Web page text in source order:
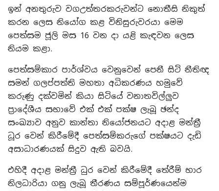
ඉන් අනතුරුව වගඋත්තරකරුවන්ට නොතීසි නිකුත්
කරන ලෙස නියෝග කළ විනිසුරුවරයා මෙම
පෙත්සම ජූලි මස 16 වන දා යළි කැඳවන ලෙස
නියම කළා.
පෙත්සම්කාර පාර්ශ්වය වෙනුවෙන් පෙනී සිටි නීතිඥ
සමන් ගලප්පත්ති මහතා අධිකරණය හමුවේ
කරුණු දක්වමින් කියා සිටියේ වනාතවිල්ලුව
ප්‍රාදේශීය සභාවේ එක් එක් පක්ෂ ලැබූ ඡන්ද
සංඛ්‍යාව අනුව කාන්තා නියෝජනයට අදාළ මන්ත්‍රී
ධූර වෙන් කිරීමේදී පෙත්සම්කරුගේ පක්ෂයට දැඩි
අසාධාරණයක් සිදුව ඇති බවයි.
එහිදී අදාළ මන්ත්‍රී ධුර වෙන් කිරීමේදී තේරීම් භාර
නිලධාරියා ගනු ලැබූ තීරණය සම්පූර්ණයෙන්ම